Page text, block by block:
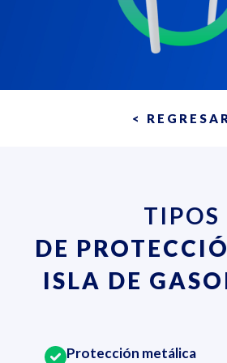
<
TIPOS
DE
ISLA DE
Protección metálica